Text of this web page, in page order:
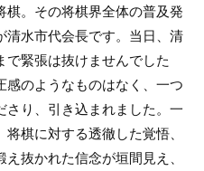
。その将棋界全体の普及発
清水市代会長です。当日、清
緊張は抜けませんでした
のようなものはなく、一つ
り、引き込まれました。一
棋に対する透徹した覚悟、
抜かれた信念が垣間見え、